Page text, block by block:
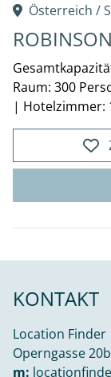
Österreich /
Raum: 300
| Hotelzimmer:
KONTAKT
Location Finder
Operngasse
m: